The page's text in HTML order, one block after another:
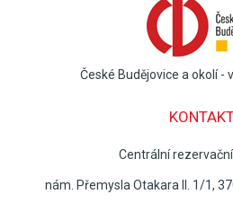
České Budějovice a okolí -
Centrální
nám. Přemysla Otakara II. 1/1,